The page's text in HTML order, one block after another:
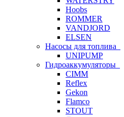
Hoobs
ROMMER
VANDJORD
ELSEN
Насосы для топлива
UNIPUMP
Гидроаккумуляторы
CIMM
Reflex
Gekon
Flamco
STOUT